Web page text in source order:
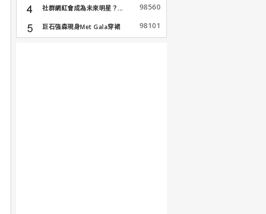
社群網紅會成為未來明星？... 98560
巨石強森現身Met Gala穿裙
子...
98101